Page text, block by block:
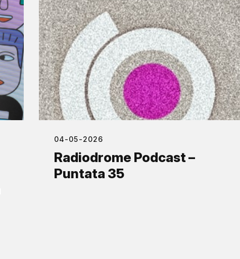
04-05-2026
Radiodrome Podcast –
Puntata 35